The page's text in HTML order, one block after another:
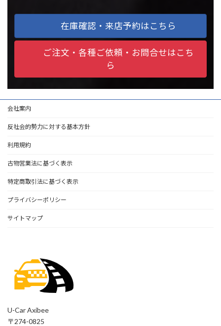
在庫確認・来店予約はこちら
ご注文・各種ご依頼・お問合せはこち
ら
会社案内
反社会的勢力に対する基本方針
利用規約
古物営業法に基づく表示
特定商取引法に基づく表示
プライバシーポリシー
サイトマップ
U-Car Axibee
〒274-0825